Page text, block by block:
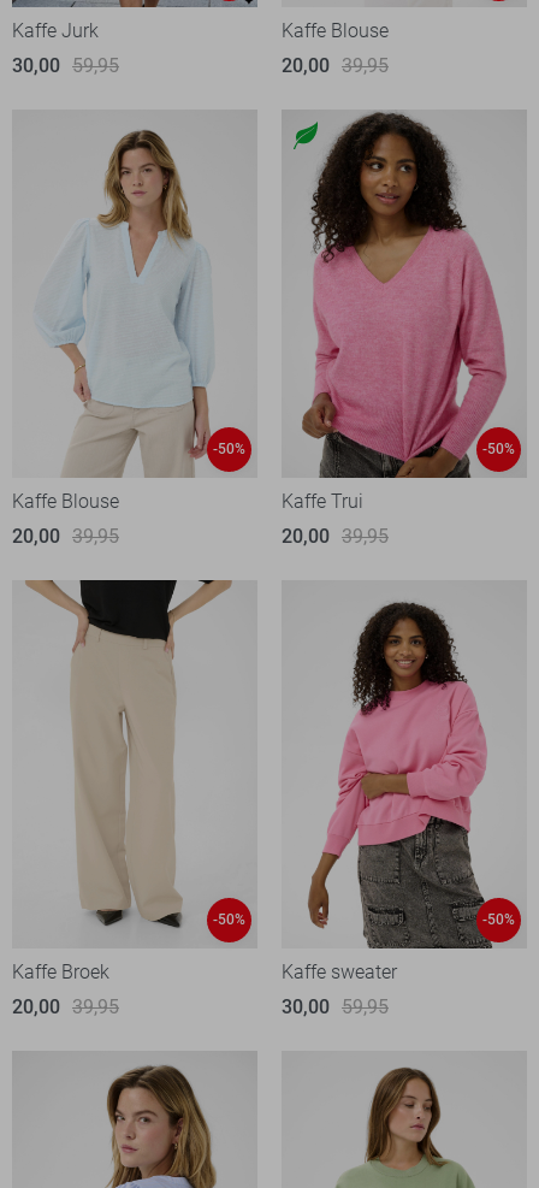
Kaffe Jurk
30,00 59,95
Kaffe Blouse
20,00 39,95
-50%
Kaffe Blouse
20,00 39,95
-50%
Kaffe Trui
20,00 39,95
-50%
Kaffe Broek
20,00 39,95
-50%
Kaffe sweater
30,00 59,95